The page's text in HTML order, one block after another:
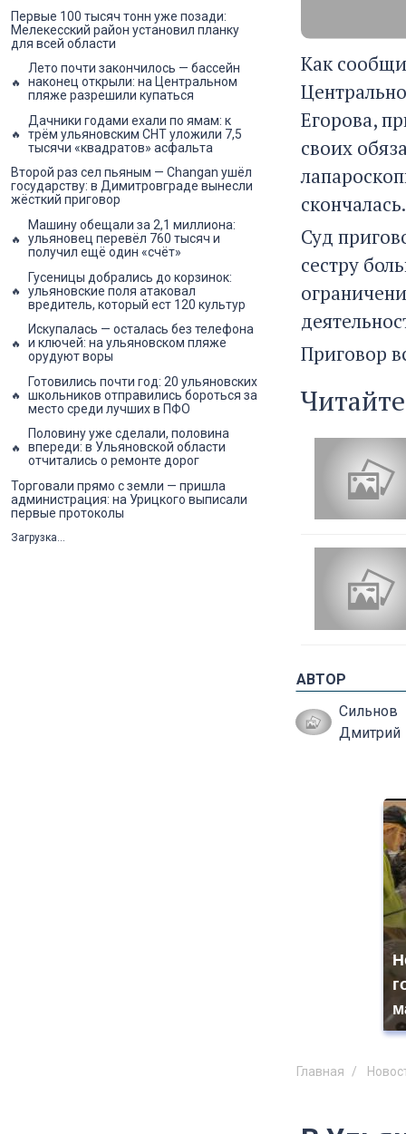
Как
Егорова,
своих
скончалась.
Суд
сестру
Приговор
АВТОР
Сильнов
Дмитрий
Главная
Первые 100 тысяч тонн уже позади:
Мелекесский район установил планку
для всей области
Лето почти закончилось — бассейн
наконец открыли: на Центральном
пляже разрешили купаться
Дачники годами ехали по ямам: к
трём ульяновским СНТ уложили 7,5
тысячи «квадратов» асфальта
Второй раз сел пьяным — Changan ушёл
государству: в Димитровграде вынесли
жёсткий приговор
Машину обещали за 2,1 миллиона:
ульяновец перевёл 760 тысяч и
получил ещё один «счёт»
Гусеницы добрались до корзинок:
ульяновские поля атаковал
вредитель, который ест 120 культур
Искупалась — осталась без телефона
и ключей: на ульяновском пляже
орудуют воры
Готовились почти год: 20 ульяновских
школьников отправились бороться за
место среди лучших в ПФО
Половину уже сделали, половина
впереди: в Ульяновской области
отчитались о ремонте дорог
Торговали прямо с земли — пришла
администрация: на Урицкого выписали
первые протоколы
Загрузка...